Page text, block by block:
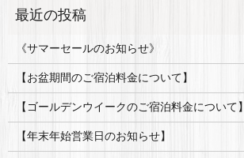
《サマーセールのお知らせ》
【お盆期間のご宿泊料金について】
【ゴールデンウイークのご宿泊料金について】
【年末年始営業日のお知らせ】